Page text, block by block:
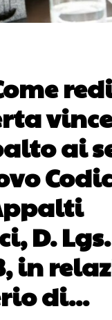
ai
D. Lgs.
in
di...